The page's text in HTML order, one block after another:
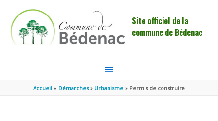
Site officiel de la
commune de Bédenac
MENU
PRINCIPAL
Accueil Démarches Urbanisme Permis de construire